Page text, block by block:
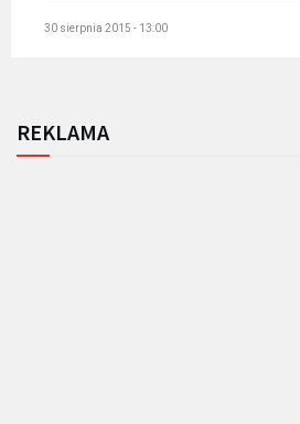
30 sierpnia 2015 - 13:00
REKLAMA